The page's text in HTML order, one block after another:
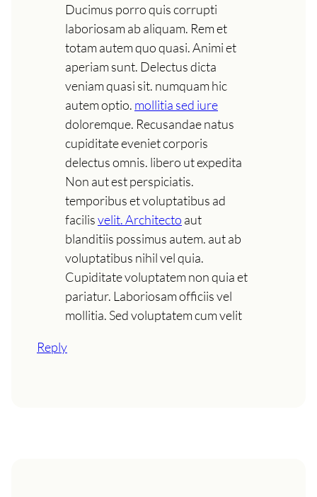
Ducimus porro quis corrupti
laboriosam ab aliquam. Rem et
totam autem quo quasi. Animi et
aperiam sunt. Delectus dicta
veniam quasi sit. numquam hic
autem optio. mollitia sed iure
doloremque. Recusandae natus
cupiditate eveniet corporis
delectus omnis. libero ut expedita
Non aut est perspiciatis.
temporibus et voluptatibus ad
facilisvelit. Architecto aut
blanditiis possimus autem. aut ab
voluptatibus nihil vel quia.
Cupiditate voluptatem non quia et
pariatur. Laboriosam officiis vel
mollitia. Sed voluptatem cum velit
Reply